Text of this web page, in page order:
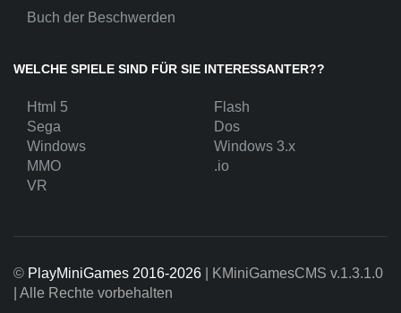
Buch der Beschwerden
WELCHE SPIELE SIND FÜR SIE INTERESSANTER??
Html 5
Flash
Sega
Dos
Windows
Windows 3.x
MMO
.io
VR
© PlayMiniGames 2016-2026 | KMiniGamesCMS v.1.3.1.0
| Alle Rechte vorbehalten